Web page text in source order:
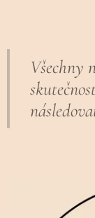
Všechny